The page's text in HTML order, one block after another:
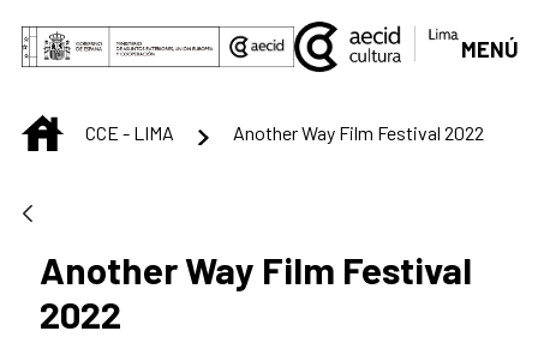
Saut au contenu principal
MENÚ
INICIOCCE - LIMA Another Way Film Festival 2022
Another Way Film Festival
2022